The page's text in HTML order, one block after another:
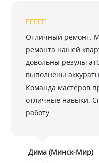
Отличный ремонт.
ремонта нашей
довольны
выполнены
Команда мастеров
отличные навыки.
работу
Дима (Минск-Мир)